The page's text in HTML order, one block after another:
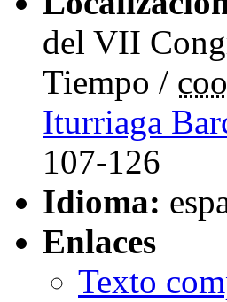
del VII
Tiempo /
Iturriaga
107-126
Idioma:
Enlaces
Texto